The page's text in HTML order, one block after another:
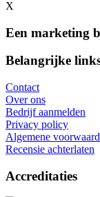
X
Een marketing
Belangrijke
Contact
Over ons
Bedrijf aanmelden
Privacy policy
Algemene
Recensie achterlaten
Accreditaties